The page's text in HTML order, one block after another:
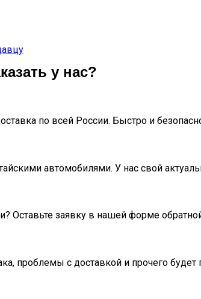
у нас?
по всей России. Быстро и
автомобилями. У нас свой
Оставьте заявку в нашей форме
проблемы с доставкой и прочего